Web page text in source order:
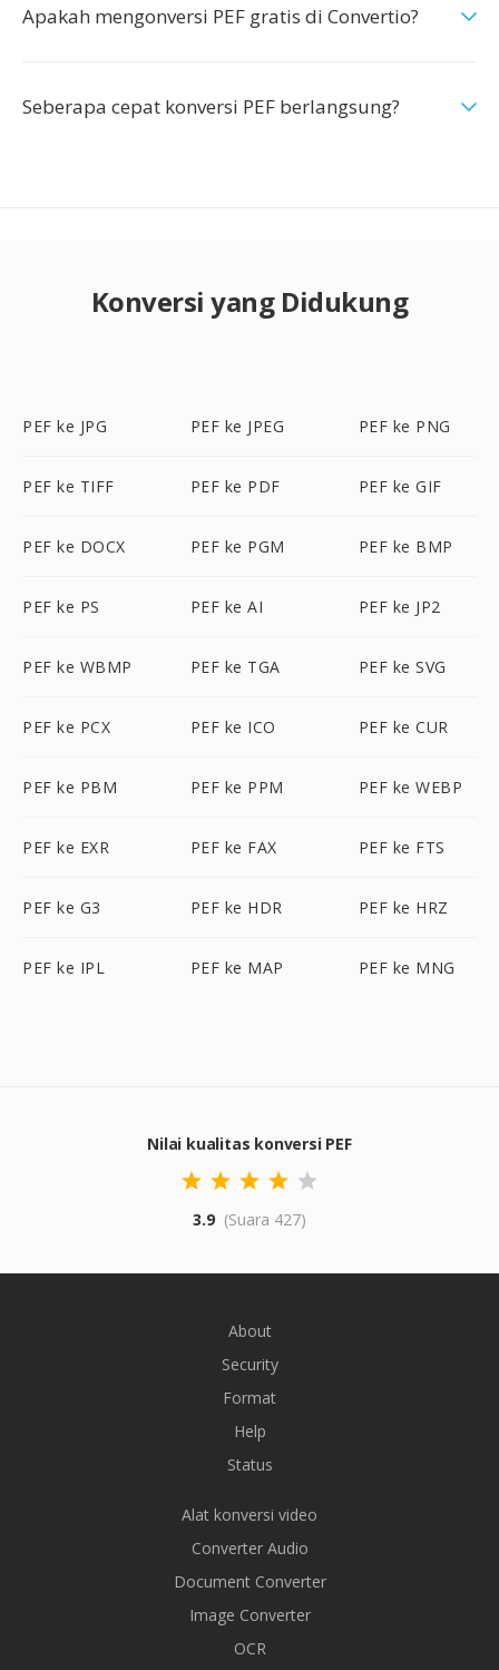
Apakah mengonversi PEF gratis di Convertio?
Seberapa cepat konversi PEF berlangsung?
Konversi yang Didukung
PEF ke JPG PEF ke JPEG PEF ke PNG
PEF ke TIFF PEF ke PDF PEF ke GIF
PEF ke DOCX PEF ke PGM PEF ke BMP
PEF ke PS PEF ke AI PEF ke JP2
PEF ke WBMP PEF ke TGA PEF ke SVG
PEF ke PCX PEF ke ICO PEF ke CUR
PEF ke PBM PEF ke PPM PEF ke WEBP
PEF ke EXR PEF ke FAX PEF ke FTS
PEF ke G3 PEF ke HDR PEF ke HRZ
PEF ke IPL PEF ke MAP PEF ke MNG
Nilai kualitas konversi PEF
3.9 (Suara 427)
About
Security
Format
Help
Status
Alat konversi video
Converter Audio
Document Converter
Image Converter
OCR